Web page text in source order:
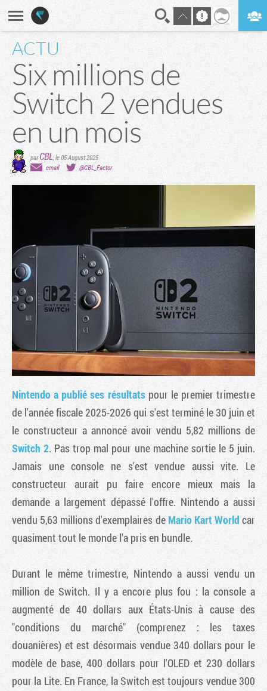
ACTU
Six millions de
Switch 2 vendues
en un mois
parCBL le 05 August 2025
email
@CBL_Factor
Nintendo a publié ses résultatspour le premier trimestre
de l'année fiscale 2025-2026 qui s'est terminé le 30 juin et
le constructeur a annoncé avoir vendu 5,82 millions de
Switch 2. Pas trop mal pour une machine sortie le 5 juin.
Jamais une console ne s'est vendue aussi vite. Le
constructeur aurait pu faire encore mieux mais la
demande a largement dépassé l'offre. Nintendo a aussi
vendu 5,63 millions d'exemplaires deMario Kart World car
quasiment tout le monde l'a pris en bundle.
Durant le même trimestre, Nintendo a aussi vendu un
million de Switch. Il y a encore plus fou : la console a
augmenté de 40 dollars aux États-Unis à cause des
"conditions du marché" (comprenez : les taxes
douanières) et est désormais vendue 340 dollars pour le
modèle de base, 400 dollars pour l'OLED et 230 dollars
pour la Lite. En France, la Switch est toujours vendue 300
Tribune